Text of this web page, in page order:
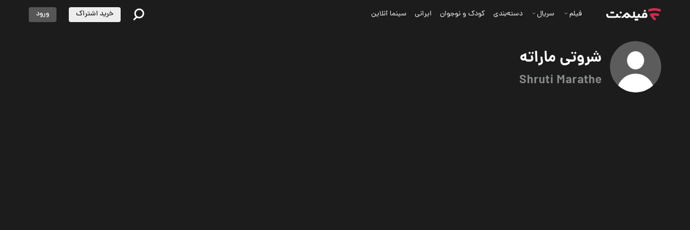
شروتی ماراته
Shruti Marathe
فیلم سریال دسته‌بندی کودک و نوجوان ایرانی سینما آنلاین خرید اشتراک ورود